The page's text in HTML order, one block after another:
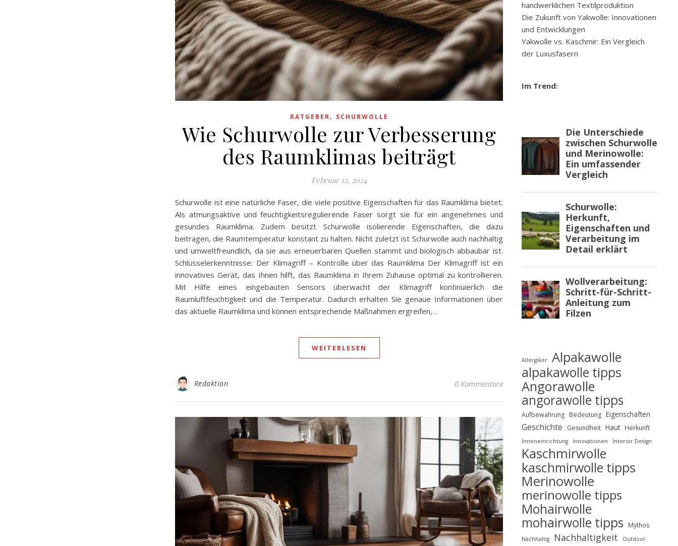
RATGEBER, SCHURWOLLE
Wie Schurwolle zur Verbesserung
des Raumklimas beiträgt
Februar 12, 2024
Schurwolle ist eine natürliche Faser, die viele positive Eigenschaften für das Raumklima bietet.
Als atmungsaktive und feuchtigkeitsregulierende Faser sorgt sie für ein angenehmes und
gesundes Raumklima. Zudem besitzt Schurwolle isolierende Eigenschaften, die dazu
beitragen, die Raumtemperatur konstant zu halten. Nicht zuletzt ist Schurwolle auch nachhaltig
und umweltfreundlich, da sie aus erneuerbaren Quellen stammt und biologisch abbaubar ist.
Schlüsselerkenntnisse: Der Klimagriff – Kontrolle über das Raumklima Der Klimagriff ist ein
innovatives Gerät, das Ihnen hilft, das Raumklima in Ihrem Zuhause optimal zu kontrollieren.
Mit Hilfe eines eingebauten Sensors überwacht der Klimagriff kontinuierlich die
Raumluftfeuchtigkeit und die Temperatur. Dadurch erhalten Sie genaue Informationen über
das aktuelle Raumklima und können entsprechende Maßnahmen ergreifen,…
WEITERLESEN
Redaktion 0 Kommentare
handwerklichen Textilproduktion
Die Zukunft von Yakwolle: Innovationen
und Entwicklungen
Yakwolle vs. Kaschmir: Ein Vergleich
der Luxusfasern
Im Trend:
Allergiker
Alpakawolle
alpakawolle tipps
Angorawolle
angorawolle tipps
Aufbewahrung Bedeutung Eigenschaften
Geschichte Gesundheit Haut Herkunft
Inneneinrichtung Innovationen Interior Design
Kaschmirwolle
kaschmirwolle tipps
Merinowolle
merinowolle tipps
Mohairwolle
mohairwolle tipps Mythos
Nachhaltig Nachhaltigkeit Outdoor